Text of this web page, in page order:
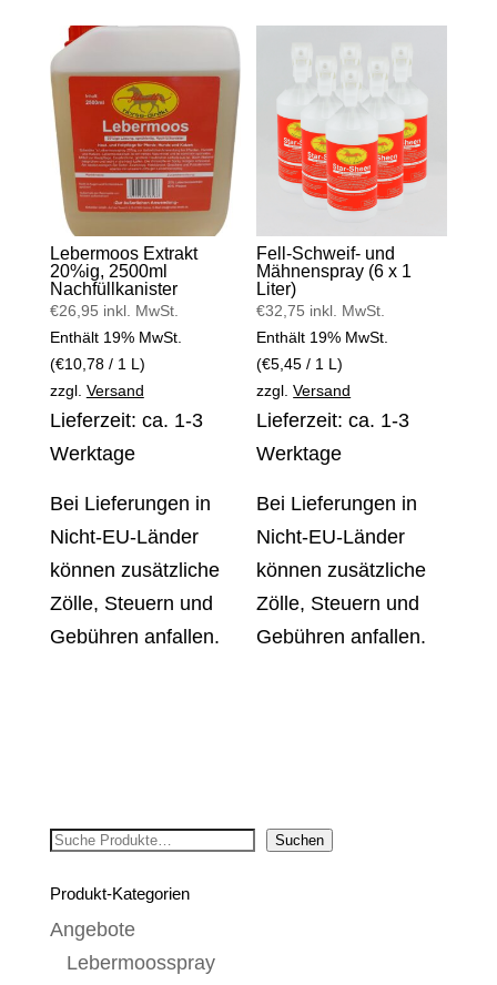
Lebermoos Extrakt
20%ig, 2500ml
Nachfüllkanister
€26,95 inkl. MwSt.
Enthält 19% MwSt.
(€10,78/ 1 L)
zzgl. Versand
Lieferzeit: ca. 1-3
Werktage
Bei Lieferungen in
Nicht-EU-Länder
können zusätzliche
Zölle, Steuern und
Gebühren anfallen.
Fell-Schweif- und
Mähnenspray (6 x 1
Liter)
€32,75 inkl. MwSt.
Enthält 19% MwSt.
(€5,45 / 1 L)
zzgl.Versand
Lieferzeit: ca. 1-3
Werktage
Bei Lieferungen in
Nicht-EU-Länder
können zusätzliche
Zölle, Steuern und
Gebühren anfallen.
Suchen Suchen
Produkt-Kategorien
Angebote
Lebermoosspray